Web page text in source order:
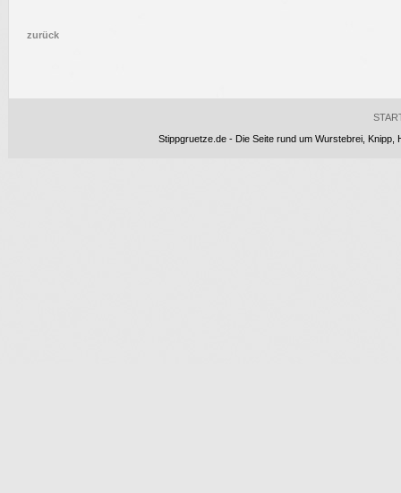
zurück
Stippgruetze.de - Die Seite rund um Wurstebrei,